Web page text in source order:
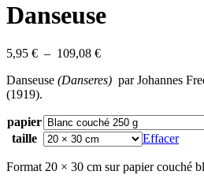
Danseuse
5,95 € – 109,08 €Plage
prix :
109,08 €
Danseuse (Danseres) par Johannes
(1919).
papier
taille
Effacer
Format 20 × 30 cm sur papier couché